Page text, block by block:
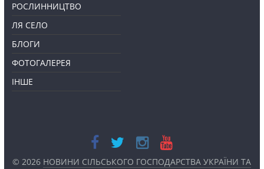
РОСЛИННИЦТВО
ЛЯ СЕЛО
БЛОГИ
ФОТОГАЛЕРЕЯ
ІНШЕ
© 2026 НОВИНИ СІЛЬСЬКОГО ГОСПОДАРСТВА УКРАЇНИ ТА